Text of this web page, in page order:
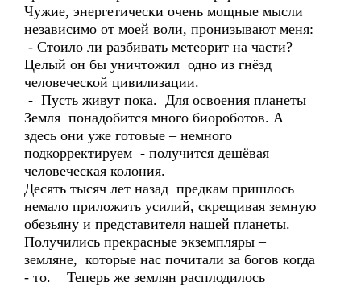
Чужие, энергетически очень мощные мысли
независимо от моей воли, пронизывают меня:
- Стоило ли разбивать метеорит на части?
Целый он бы уничтожил одно из гнёзд
человеческой цивилизации.
- Пусть живут пока. Для освоения планеты
Земля понадобится много биороботов. А
здесь они уже готовые – немного
подкорректируем - получится дешёвая
человеческая колония.
Десять тысяч лет назад предкам пришлось
немало приложить усилий, скрещивая земную
обезьяну и представителя нашей планеты.
Получились прекрасные экземпляры –
земляне, которые нас почитали за богов когда
- то. Теперь же землян расплодилось